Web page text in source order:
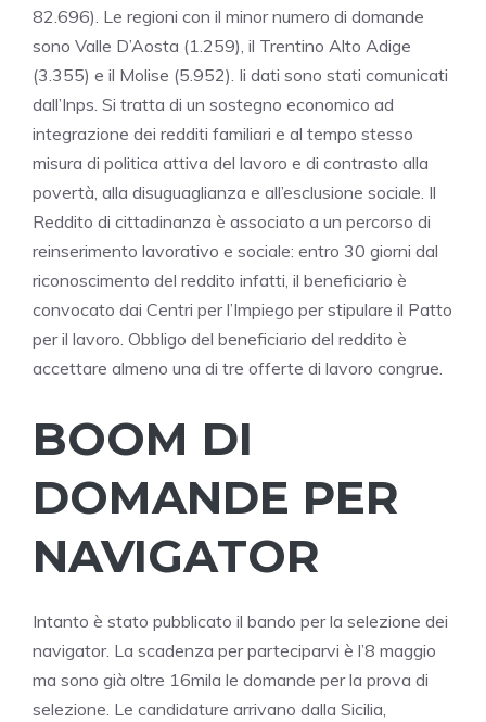
82.696). Le regioni con il minor numero di domande
sono Valle D’Aosta (1.259), il Trentino Alto Adige
(3.355) e il Molise (5.952). Ii dati sono stati comunicati
dall’Inps. Si tratta di un sostegno economico ad
integrazione dei redditi familiari e al tempo stesso
misura di politica attiva del lavoro e di contrasto alla
povertà, alla disuguaglianza e all’esclusione sociale. Il
Reddito di cittadinanza è associato a un percorso di
reinserimento lavorativo e sociale: entro 30 giorni dal
riconoscimento del reddito infatti, il beneficiario è
convocato dai Centri per l’Impiego per stipulare il Patto
per il lavoro. Obbligo del beneficiario del reddito è
accettare almeno una di tre offerte di lavoro congrue.
BOOM DI
DOMANDE PER
NAVIGATOR
Intanto è stato pubblicato il bando per la selezione dei
navigator. La scadenza per parteciparvi è l’8 maggio
ma sono già oltre 16mila le domande per la prova di
selezione. Le candidature arrivano dalla Sicilia,